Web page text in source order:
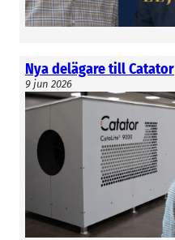
Nya delägare till Catator
9 jun 2026